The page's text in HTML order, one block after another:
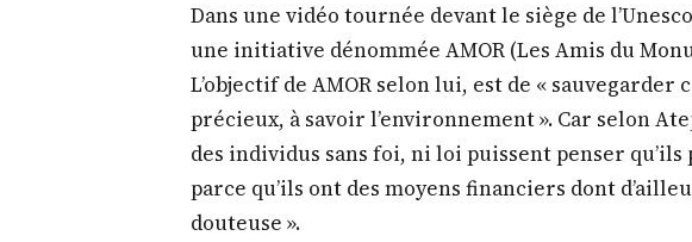
Dans une vidéo tournée devant le siège de
une initiative dénommée AMOR (Les Amis du
L’objectif de AMOR selon lui, est de « sauvegarder
précieux, à savoir l’environnement ». Car selon
des individus sans foi, ni loi puissent penser
parce qu’ils ont des moyens financiers dont
douteuse ».